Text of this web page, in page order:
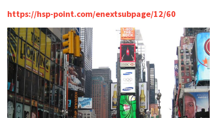
https://hsp-point.com/enextsubpage/12/60